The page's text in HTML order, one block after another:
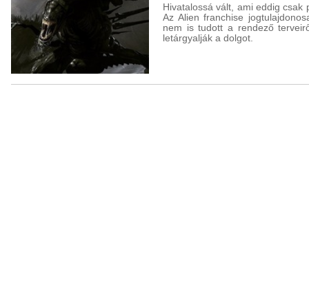
Hivatalossá vált, ami eddig csak
Az Alien franchise
nem is tudott a rendező
letárgyalják a dolgot.